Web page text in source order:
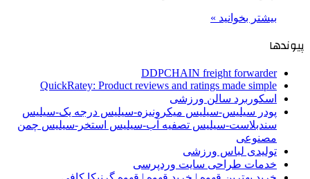
بیشتر بخوانید »
پیوندها
DDPCHAIN freight forwarder
QuickRatey: Product reviews and ratings made simple
اسکوربرد سالن ورزشی
پودر سیلیس-سیلیس میکرونیزه-سیلیس درجه یک-سیلیس
سندبلاست-سیلیس تصفیه آب-سیلیس استخر-سیلیس چمن
مصنوعی
تولیدی لباس ورزشی
خدمات طراحی سایت وردپرسی